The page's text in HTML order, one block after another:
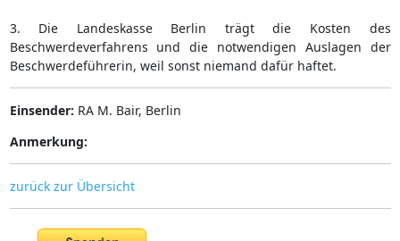
3. Die Landeskasse Berlin trägt die Kosten des
Beschwerdeverfahrens und die notwendigen Auslagen der
Beschwerdeführerin, weil sonst niemand dafür haftet.
Einsender: RA M. Bair, Berlin
Anmerkung:
zurück zur Übersicht